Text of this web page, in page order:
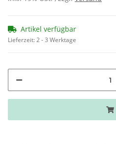
Artikel verfügbar
Lieferzeit:2 - 3 Werktage